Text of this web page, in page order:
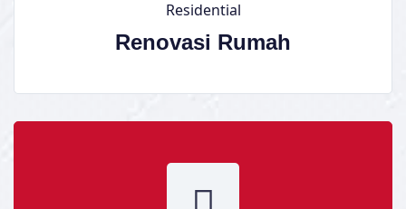
Residential
Renovasi Rumah